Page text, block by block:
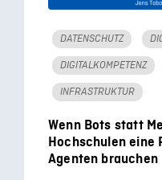
DATENSCHUTZ
DIGITALKOMPETENZ
INFRASTRUKTUR
Wenn Bots statt
Hochschulen eine
Agenten brauchen